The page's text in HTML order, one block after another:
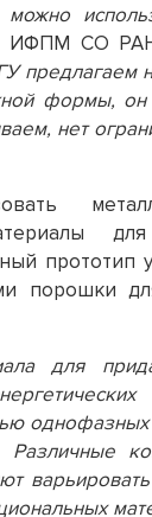
в ИФПМ СО
предлагаем
формы, он
нет
прототип
порошки
для
однофазных
Различные
варьировать